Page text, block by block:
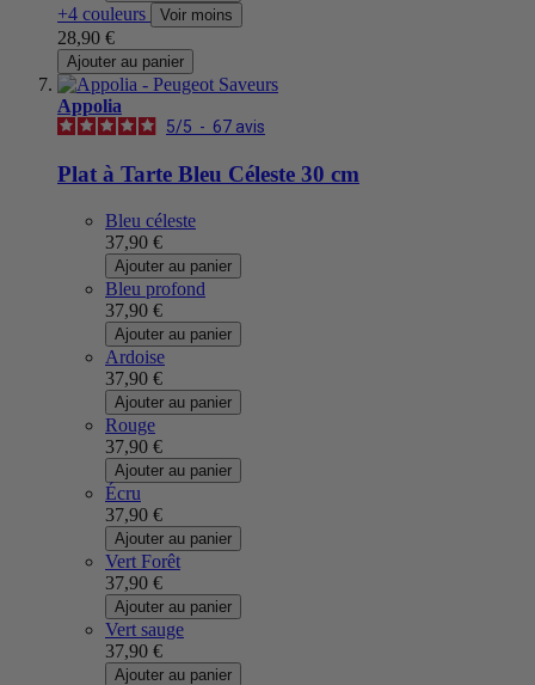
+4 couleurs Voir moins
28,90 €
Ajouter au panier
Appolia
5/5 - 67 avis
Plat à Tarte Bleu Céleste 30 cm
Bleu céleste
37,90 €
Ajouter au panier
Bleu profond
37,90 €
Ajouter au panier
Ardoise
37,90 €
Ajouter au panier
Rouge
37,90 €
Ajouter au panier
Écru
37,90 €
Ajouter au panier
Vert Forêt
37,90 €
Ajouter au panier
Vert sauge
37,90 €
Ajouter au panier